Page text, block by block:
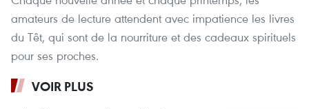
amateurs de lecture attendent avec impatience les livres
du Têt, qui sont de la nourriture et des cadeaux spirituels
pour ses proches.
VOIR PLUS